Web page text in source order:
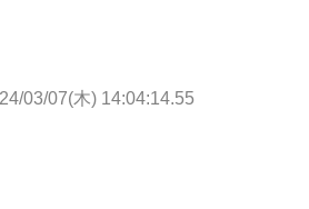
03/07(木) 14:04:14.55